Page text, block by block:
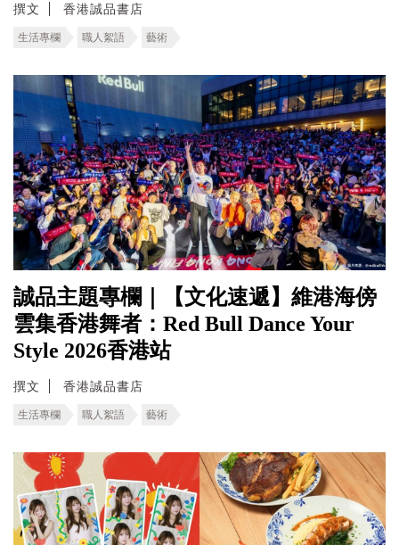
撰文 香港誠品書店
生活專欄 職人絮語 藝術
誠品主題專欄｜【文化速遞】維港海傍
雲集香港舞者：Red Bull Dance Your
Style 2026香港站
撰文 香港誠品書店
生活專欄 職人絮語 藝術